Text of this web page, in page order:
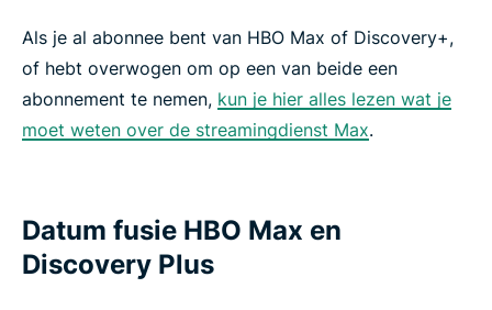
Als je al abonnee bent van HBO Max of Discovery+,
of hebt overwogen om op een van beide een
abonnement te nemen, kun je hier alles lezen wat je
moet weten over de streamingdienst Max.
Datum fusie HBO Max en
Discovery Plus